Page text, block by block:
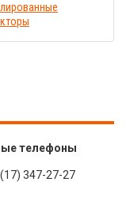
телефоны
347-27-27